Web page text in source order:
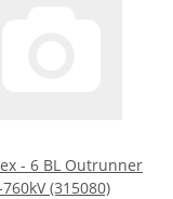
- 6 BL Outrunner
(315080)